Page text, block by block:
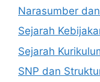
Narasumber
Sejarah
Sejarah
SNP dan